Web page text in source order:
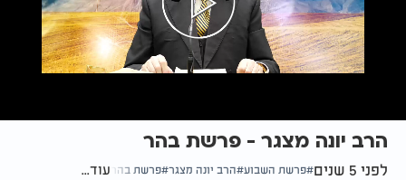
הרב יונה מצגר - פרשת בהר
לפני 5 שנים פרשת השבוע הרב יונה מצגר פרשת בהר עוד...